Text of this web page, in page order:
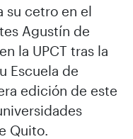
su cetro en el
Agustín de
la UPCT tras la
Escuela de
edición de este
Quito.